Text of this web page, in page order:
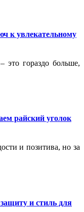
к увлекательному
это гораздо больше,
райский уголок
и позитива, но за
и стиль для